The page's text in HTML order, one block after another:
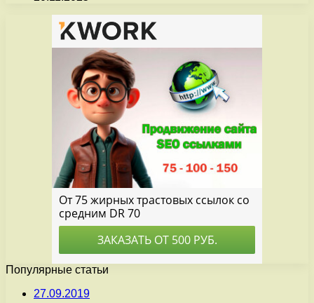
Популярные статьи
27.09.2019